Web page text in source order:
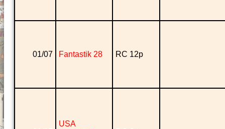
01/07 Fantastik 28 RC 12p
USA